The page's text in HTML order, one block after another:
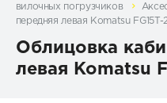
вилочных погрузчиков
передняя левая Komatsu FG15T-
Облицовка
левая Komatsu